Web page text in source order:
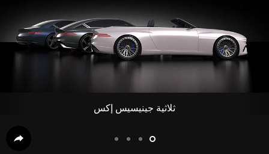
ثلاثية جينيسيس إكس
slide1
slide2
slide3
slide4